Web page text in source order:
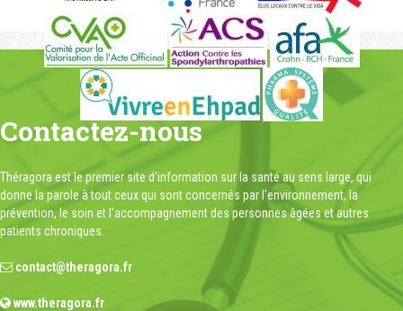
Contactez-nous
Théragora est le premier site d'information sur la santé au sens large, qui
donne la parole à tout ceux qui sont concernés par l'environnement, la
prévention, le soin et l'accompagnement des personnes âgées et autres
patients chroniques.
contact@theragora.fr
www.theragora.fr